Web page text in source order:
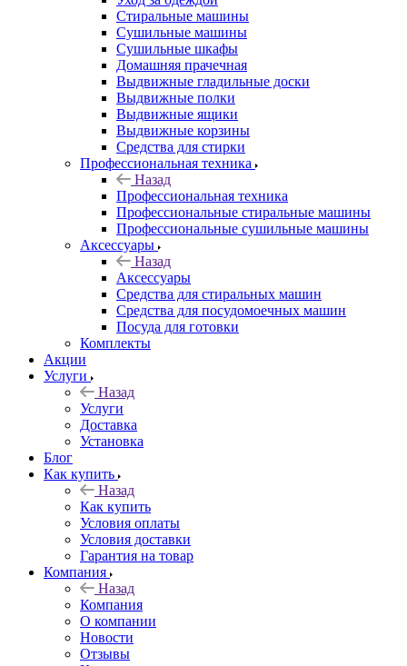
Стиральные машины
Сушильные машины
Сушильные шкафы
Домашняя прачечная
Выдвижные гладильные доски
Выдвижные полки
Выдвижные ящики
Выдвижные корзины
Средства для стирки
Профессиональная техника
Назад
Профессиональная техника
Профессиональные стиральные машины
Профессиональные сушильные машины
Аксессуары
Назад
Аксессуары
Средства для стиральных машин
Средства для посудомоечных машин
Посуда для готовки
Комплекты
Акции
Услуги
Назад
Услуги
Доставка
Установка
Блог
Как купить
Назад
Как купить
Условия оплаты
Условия доставки
Гарантия на товар
Компания
Назад
Компания
О компании
Новости
Отзывы